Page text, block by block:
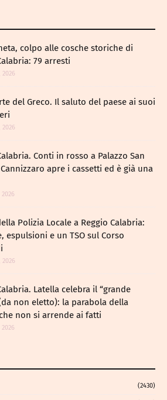
colpo alle cosche storiche di
79 arresti
2026
del Greco. Il saluto del paese ai suoi
2026
Conti in rosso a Palazzo San
apre i cassetti ed è già una
Polizia Locale a Reggio Calabria:
espulsioni e un TSO sul Corso
2026
Latella celebra il “grande
non eletto): la parabola della
non si arrende ai fatti
(2430)